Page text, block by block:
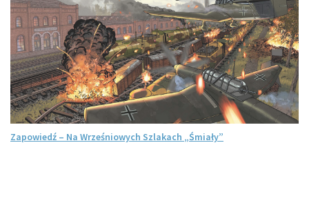
Zapowiedź – Na Wrześniowych Szlakach „Śmiały”